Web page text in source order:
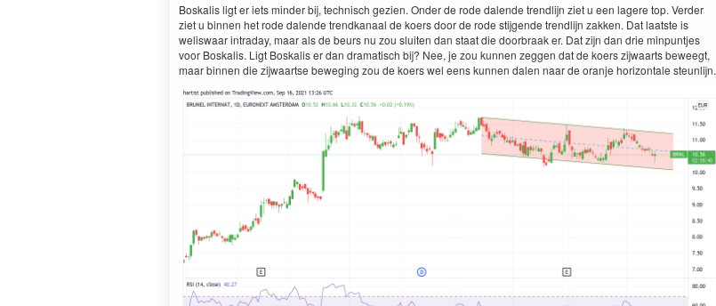
Boskalis ligt er iets minder bij, technisch gezien. Onder de rode dalende trendlijn ziet u een lagere top. Verder
ziet u binnen het rode dalende trendkanaal de koers door de rode stijgende trendlijn zakken. Dat laatste is
weliswaar intraday, maar als de beurs nu zou sluiten dan staat die doorbraak er. Dat zijn dan drie minpuntjes
voor Boskalis. Ligt Boskalis er dan dramatisch bij? Nee, je zou kunnen zeggen dat de koers zijwaarts beweegt,
maar binnen die zijwaartse beweging zou de koers wel eens kunnen dalen naar de oranje horizontale steunlijn.